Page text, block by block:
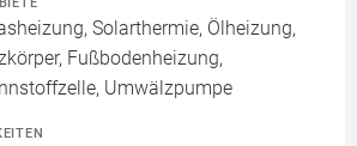
Solarthermie, Ölheizung,
Fußbodenheizung,
Umwälzpumpe